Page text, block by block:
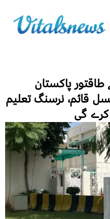
پاکستان
قائم، نرسنگ تعلیم
کرے گی